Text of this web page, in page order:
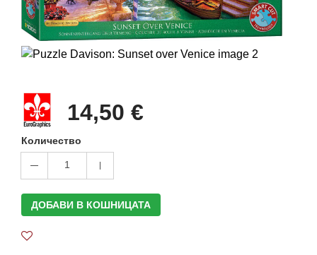
14,50 €
Количество
1
ДОБАВИ В КОШНИЦАТА